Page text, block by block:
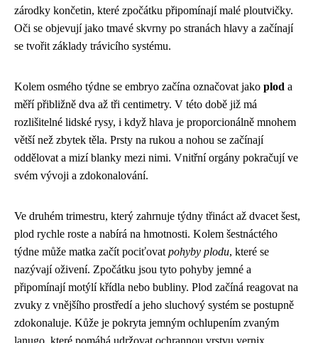
zárodky končetin, které zpočátku připomínají malé ploutvičky.
Oči se objevují jako tmavé skvrny po stranách hlavy a začínají
se tvořit základy trávicího systému.
Kolem osmého týdne se embryo začína označovat jako plod a
měří přibližně dva až tři centimetry. V této době již má
rozlišitelné lidské rysy, i když hlava je proporcionálně mnohem
větší než zbytek těla. Prsty na rukou a nohou se začínají
oddělovat a mizí blanky mezi nimi. Vnitřní orgány pokračují ve
svém vývoji a zdokonalování.
Ve druhém trimestru, který zahrnuje týdny třináct až dvacet šest,
plod rychle roste a nabírá na hmotnosti. Kolem šestnáctého
týdne může matka začít pociťovatpohyby plodu, které se
nazývají oživení. Zpočátku jsou tyto pohyby jemné a
připomínají motýlí křídla nebo bubliny. Plod začíná reagovat na
zvuky z vnějšího prostředí a jeho sluchový systém se postupně
zdokonaluje. Kůže je pokryta jemným ochlupením zvaným